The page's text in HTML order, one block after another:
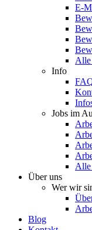
E-
Alle
Info
Jobs im
Alle
Über uns
Wer wir
Blog